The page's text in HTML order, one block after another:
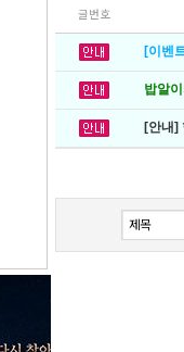
글번호
[이벤
밥알
[안내]